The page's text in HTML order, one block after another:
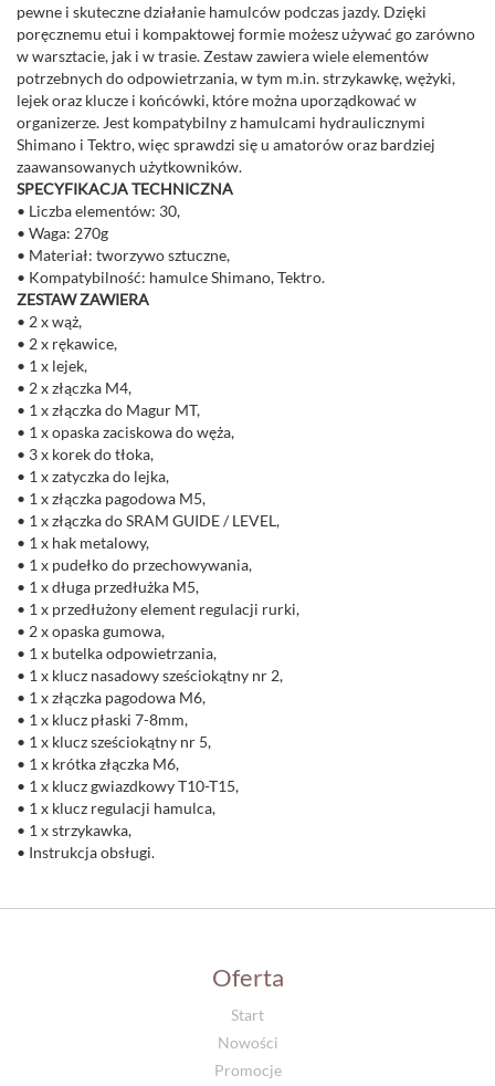
pewne i skuteczne działanie hamulców podczas jazdy. Dzięki
poręcznemu etui i kompaktowej formie możesz używać go zarówno
w warsztacie, jak i w trasie. Zestaw zawiera wiele elementów
potrzebnych do odpowietrzania, w tym m.in. strzykawkę, wężyki,
lejek oraz klucze i końcówki, które można uporządkować w
organizerze. Jest kompatybilny z hamulcami hydraulicznymi
Shimano i Tektro, więc sprawdzi się u amatorów oraz bardziej
zaawansowanych użytkowników.
SPECYFIKACJA TECHNICZNA
• Liczba elementów: 30,
• Waga: 270g
• Materiał: tworzywo sztuczne,
• Kompatybilność: hamulce Shimano, Tektro.
ZESTAW ZAWIERA
• 2 x wąż,
• 2 x rękawice,
• 1 x lejek,
• 2 x złączka M4,
• 1 x złączka do Magur MT,
• 1 x opaska zaciskowa do węża,
• 3 x korek do tłoka,
• 1 x zatyczka do lejka,
• 1 x złączka pagodowa M5,
• 1 x złączka do SRAM GUIDE / LEVEL,
• 1 x hak metalowy,
• 1 x pudełko do przechowywania,
• 1 x długa przedłużka M5,
• 1 x przedłużony element regulacji rurki,
• 2 x opaska gumowa,
• 1 x butelka odpowietrzania,
• 1 x klucz nasadowy sześciokątny nr 2,
• 1 x złączka pagodowa M6,
• 1 x klucz płaski 7-8mm,
• 1 x klucz sześciokątny nr 5,
• 1 x krótka złączka M6,
• 1 x klucz gwiazdkowy T10-T15,
• 1 x klucz regulacji hamulca,
• 1 x strzykawka,
• Instrukcja obsługi.
Oferta
Start
Nowości
Promocje